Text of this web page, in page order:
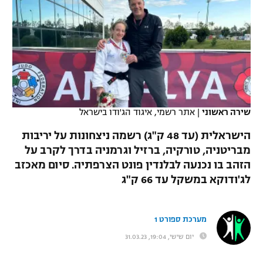
VOD
רץ ברשת
לוח שידורים
"מעל הליגה" – פודקאסט
נבחרת ישראל
מכבי חיפה
בית"ר ירושלים
מכבי תל אביב
הפועל חיפה
הפועל באר שבע
מכבי נתניה
בני יהודה
ליגה ספרדית
ליגה איטלקית
ליגה צרפתית
ליגה הולנדית
ליגה טורקית
ליגה סינית
ליגות נוספות
כדורסל נשים
מכבי תל אביב
הפועל חולון
הפועל ירושלים
יורוליג
יורוקאפ
טניס
כדוריד
כדורעף
שחייה
ג'ודו
אגרוף
UFC
שירה ראשוני | אתר רשמי, איגוד הג'ודו בישראל
הישראלית (עד 48 ק"ג) רשמה ניצחונות על יריבות
מבריטניה, טורקיה, ברזיל וגרמניה בדרך לקרב על
הזהב בו נכנעה לבלנדין פונט הצרפתיה. סיום מאכזב
לג'ודוקא במשקל עד 66 ק"ג
מערכת ספורט 1
יום שישי, 19:04, 31.03.23